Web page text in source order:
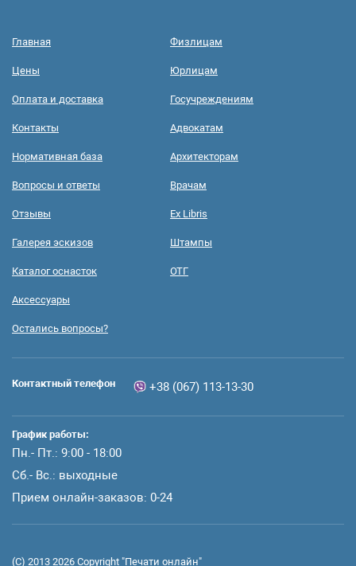
Главная
Цены
Оплата и доставка
Контакты
Нормативная база
Вопросы и ответы
Отзывы
Галерея эскизов
Каталог оснасток
Аксессуары
Остались вопросы?
Физлицам
Юрлицам
Госучреждениям
Адвокатам
Архитекторам
Врачам
Ex Libris
Штампы
ОТГ
Контактный телефон +38 (067) 113-13-30
График работы:
Пн.- Пт.: 9:00 - 18:00
Сб.- Вс.: выходные
Прием онлайн-заказов: 0-24
(C) 2013 2026 Сopyright "Печати онлайн"